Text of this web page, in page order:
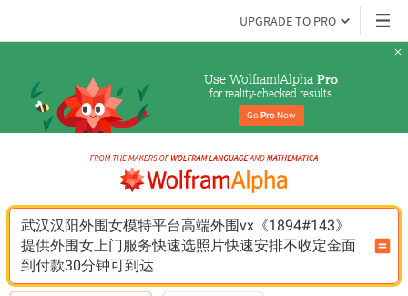
UPGRADE TO PRO
Use Wolfram|Alpha Pro
for reality-checked results
Go Pro Now
武汉汉阳外围女模特平台高端外围vx《1894#143》
提供外围女上门服务快速选照片快速安排不收定金面
到付款30分钟可到达